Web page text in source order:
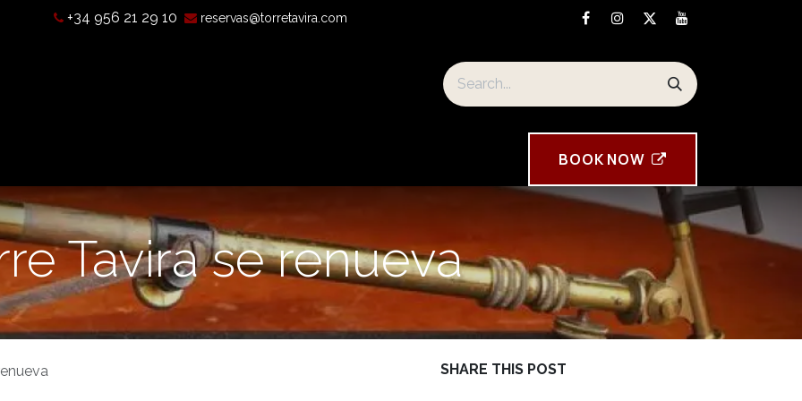
+34 956 21 29 10 reservas@torretavira.com
BOOK ​NOW
Tavira se renueva
SHARE THIS POST